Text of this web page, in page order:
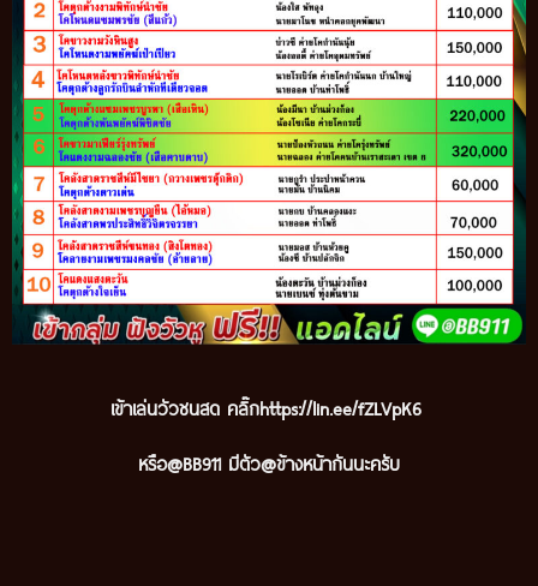
เข้าเล่นวัวชนสด คลิ๊กhttps://lin.ee/fZLVpK6
หรือ@BB911 มีตัว@ข้างหน้ากันนะครับ